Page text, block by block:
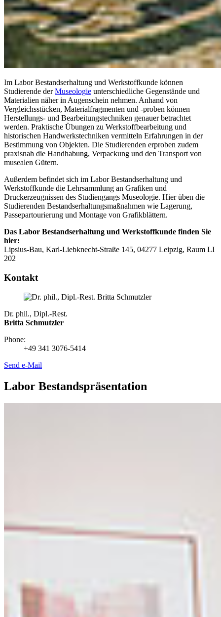
Im Labor Bestandserhaltung und Werkstoffkunde können
Studierende derMuseologie unterschiedliche Gegenstände und
Materialien näher in Augenschein nehmen. Anhand von
Vergleichsstücken, Materialfragmenten und -proben können
Herstellungs- und Bearbeitungstechniken genauer betrachtet
werden. Praktische Übungen zu Werkstoffbearbeitung und
historischen Handwerkstechniken vermitteln Erfahrungen in der
Bestimmung von Objekten. Die Studierenden erproben zudem
praxisnah die Handhabung, Verpackung und den Transport von
musealen Gütern.
Außerdem befindet sich im Labor Bestandserhaltung und
Werkstoffkunde die Lehrsammlung an Grafiken und
Druckerzeugnissen des Studiengangs Museologie. Hier üben die
Studierenden Bestandserhaltungsmaßnahmen wie Lagerung,
Passepartourierung und Montage von Grafikblättern.
Das Labor Bestandserhaltung und Werkstoffkunde finden Sie
hier:
Lipsius-Bau, Karl-Liebknecht-Straße 145, 04277 Leipzig, Raum LI
202
Kontakt
Dr. phil., Dipl.-Rest.
Britta Schmutzler
Phone:
+49 341 3076-5414
Send e-Mail
Labor Bestandspräsentation